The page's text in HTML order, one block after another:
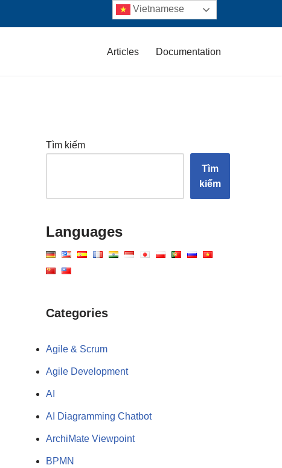
Articles Documentation
Tìm kiếm
Tìm
kiếm
Languages
Categories
Agile & Scrum
Agile Development
AI
AI Diagramming Chatbot
ArchiMate Viewpoint
BPMN
Vietnamese